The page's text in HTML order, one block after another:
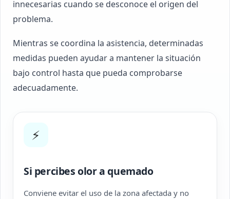
innecesarias cuando se desconoce el origen del
problema.
Mientras se coordina la asistencia, determinadas
medidas pueden ayudar a mantener la situación
bajo control hasta que pueda comprobarse
adecuadamente.
⚡
Si percibes olor a quemado
Conviene evitar el uso de la zona afectada y no